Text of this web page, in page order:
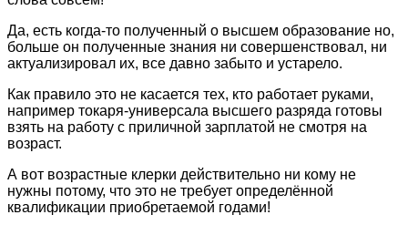
Да, есть когда-то полученный о высшем образование но,
больше он полученные знания ни совершенствовал, ни
актуализировал их, все давно забыто и устарело.
Как правило это не касается тех, кто работает руками,
например токаря-универсала высшего разряда готовы
взять на работу с приличной зарплатой не смотря на
возраст.
А вот возрастные клерки действительно ни кому не
нужны потому, что это не требует определённой
квалификации приобретаемой годами!